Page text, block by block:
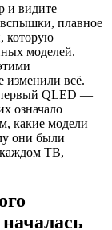
и видите
плавное
которую
моделей.
изменили всё.
первый QLED —
означало
какие модели
они были
ТВ,